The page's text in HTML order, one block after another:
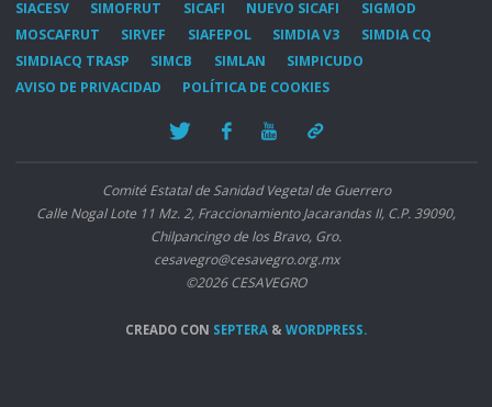
SIACESV SIMOFRUT SICAFI NUEVO SICAFI
SIGMOD
MOSCAFRUT
SIRVEF SIAFEPOL SIMDIA V3
SIMDIA CQ
SIMDIACQ TRASP
SIMCB SIMLAN
SIMPICUDO
AVISO DE PRIVACIDAD
POLÍTICA DE COOKIES
Comité Estatal de Sanidad Vegetal de Guerrero
Calle Nogal Lote 11 Mz. 2, Fraccionamiento Jacarandas II, C.P. 39090,
Chilpancingo de los Bravo, Gro.
cesavegro@cesavegro.org.mx
©2026 CESAVEGRO
CREADO CON SEPTERA & WORDPRESS.